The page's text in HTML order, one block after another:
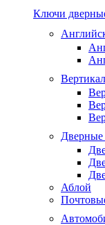
Ключи
Дверные
Аблой